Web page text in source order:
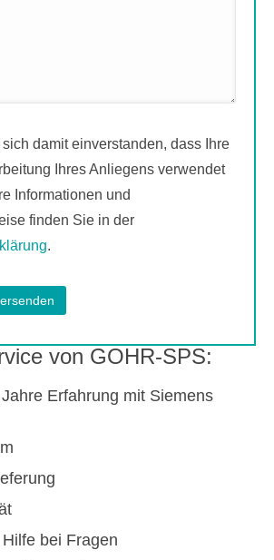
damit einverstanden, dass Ihre
Ihres Anliegens verwendet
Informationen und
finden Sie in der
.
von GOHR-SPS:
Erfahrung mit Siemens
bei Fragen